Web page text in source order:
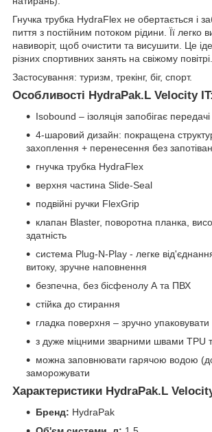
Гнучка трубка HydraFlex не обертається і
пиття з постійним потоком рідини. Її легко
навиворіт, щоб очистити та висушити. Це
різних спортивних занять на свіжому повітрі.
Застосування: туризм, трекінг, біг, спорт.
Особливості HydraPak.L Velocity IT:
Isobound – ізоляція запобігає
4-шаровий дизайн: покращена
захоплення + перенесення без
гнучка трубка HydraFlex
верхня частина Slide-Seal
подвійні ручки FlexGrip
клапан Blaster, поворотна планка,
здатність
система Plug-N-Play - легке
витоку, зручне наповнення
безпечна, без бісфенолу А та ПВХ
стійка до стирання
гладка поверхня – зручно упаковувати
з дуже міцними зварними швами TPU
можна заповнювати гарячою водою
заморожувати
Характеристики HydraPak.L
Бренд: HydraPak